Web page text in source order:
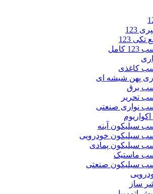
123
تکی 123
کامل
کاغذی
پهن شیشه ای
برق
تحریر
نواری صنعتی
سیلیکون آینه
سیلیکون خودرویی
سیلیکون پمادی
ماستیک
سیلیکون صنعتی
ساز